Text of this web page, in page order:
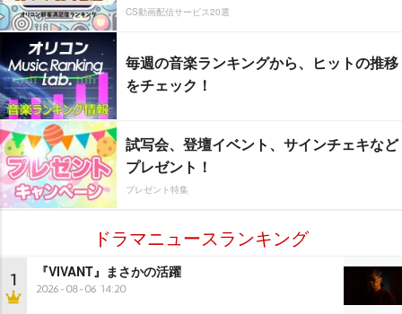
CS動画配信サービス20選
毎週の音楽ランキングから、ヒットの推移
をチェック！
試写会、登壇イベント、サインチェキなど
プレゼント！
プレゼント特集
ドラマニュースランキング
1 『VIVANT』まさかの活躍
2026-08-06 14:20